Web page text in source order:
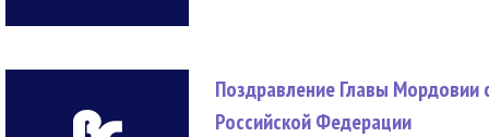
Поздравление Главы Мордовии
Российской Федерации